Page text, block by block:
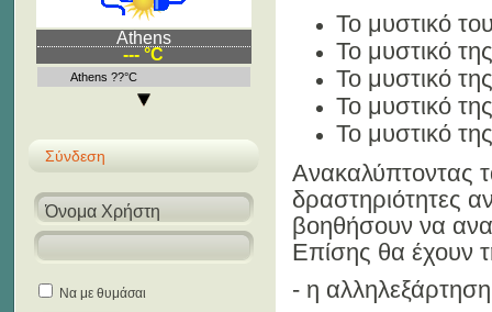
Το μυστικό
Το μυστικό
Το μυστικό
Το μυστικό
Το μυστικό
Ανακαλύπτοντας
δραστηριότητες
βοηθήσουν να
Επίσης θα έχουν
- η
Athens
--- °C
Athens ??°C
Σύνδεση
Να με θυμάσαι